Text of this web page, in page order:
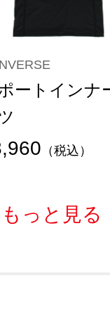
ートインナ
（税込）
もっと見る